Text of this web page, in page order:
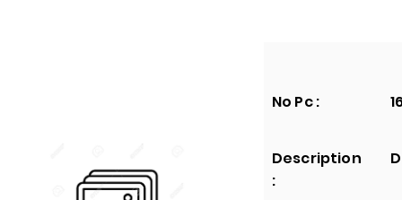
No Pc :
Description
: